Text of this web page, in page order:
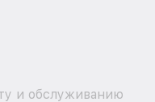
и обслуживанию